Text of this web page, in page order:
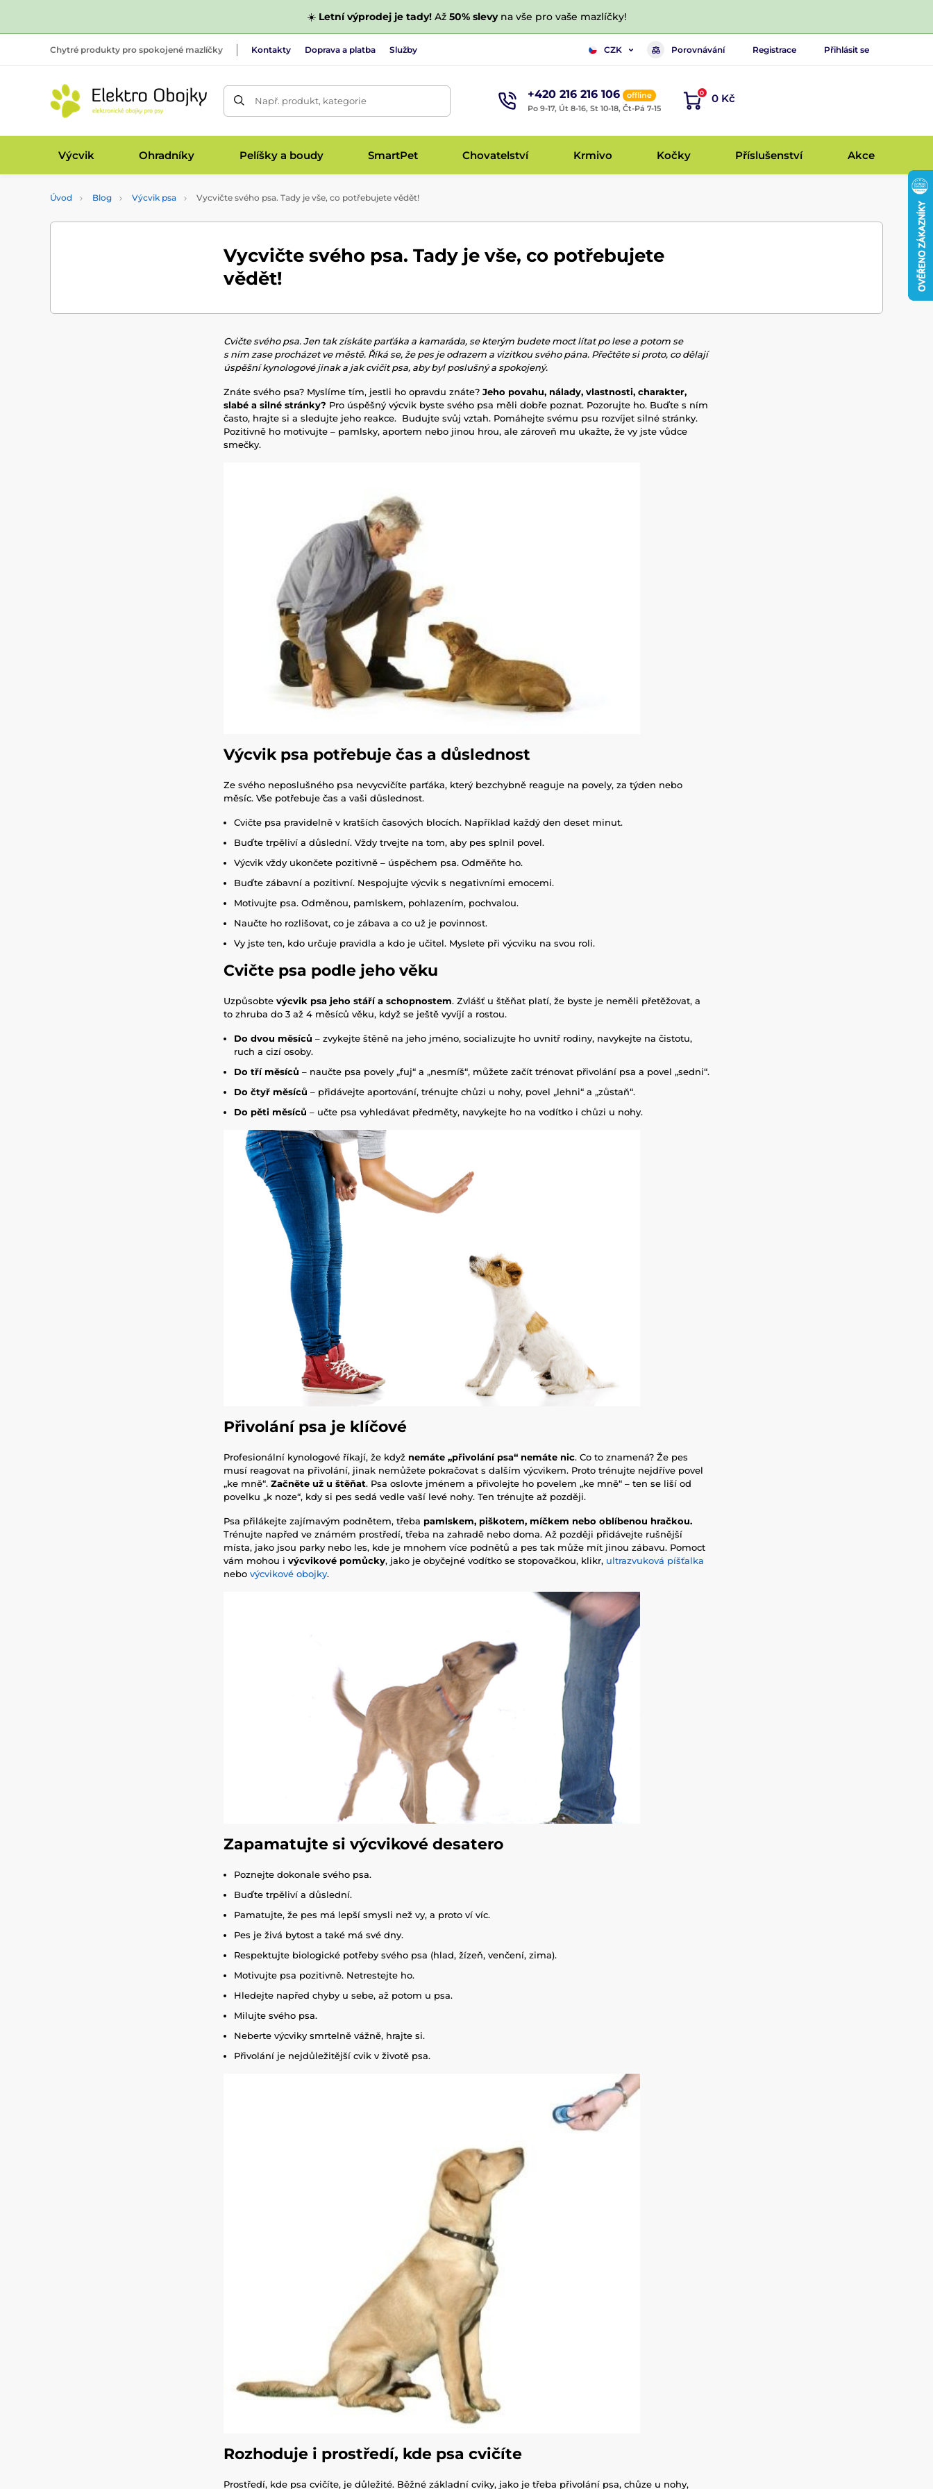
☀️ Letní výprodej je tady!Až 50% slevyna vše pro vaše mazlíčky!
Chytré produkty pro spokojené mazlíčky Kontakty Doprava a platba Služby CZK Porovnávání Registrace Přihlásit se
Např. produkt, kategorie +420 216 216 106
offline
Po 9-17, Út 8-16, St 10-18, Čt-Pá 7-15
0 0 Kč
Výcvik Ohradníky Pelíšky a boudy SmartPet Chovatelství Krmivo Kočky Příslušenství Akce
Úvod Blog Výcvik psa Vycvičte svého psa. Tady je vše, co potřebujete vědět!
Vycvičte svého psa. Tady je vše, co potřebujete
vědět!
Cvičte svého psa. Jen tak získáte parťáka a kamaráda, se kterým budete moct lítat po lese a potom se
s ním zase procházet ve městě. Říká se, že pes je odrazem a vizitkou svého pána. Přečtěte si proto, co dělají
úspěšní kynologové jinak a jak cvičit psa, aby byl poslušný a spokojený.
Znáte svého psa? Myslíme tím, jestli ho opravdu znáte? Jeho povahu, nálady, vlastnosti, charakter,
slabé a silné stránky? Pro úspěšný výcvik byste svého psa měli dobře poznat. Pozorujte ho. Buďte s ním
často, hrajte si a sledujte jeho reakce. Budujte svůj vztah. Pomáhejte svému psu rozvíjet silné stránky.
Pozitivně ho motivujte – pamlsky, aportem nebo jinou hrou, ale zároveň mu ukažte, že vy jste vůdce
smečky.
Výcvik psa potřebuje čas a důslednost
Ze svého neposlušného psa nevycvičíte parťáka, který bezchybně reaguje na povely, za týden nebo
měsíc. Vše potřebuje čas a vaši důslednost.
Cvičte psa pravidelně v kratších časových blocích. Například každý den deset minut.
Buďte trpěliví a důslední. Vždy trvejte na tom, aby pes splnil povel.
Výcvik vždy ukončete pozitivně – úspěchem psa. Odměňte ho.
Buďte zábavní a pozitivní. Nespojujte výcvik s negativními emocemi.
Motivujte psa. Odměnou, pamlskem, pohlazením, pochvalou.
Naučte ho rozlišovat, co je zábava a co už je povinnost.
Vy jste ten, kdo určuje pravidla a kdo je učitel. Myslete při výcviku na svou roli.
Cvičte psa podle jeho věku
Uzpůsobte výcvik psa jeho stáří a schopnostem. Zvlášť u štěňat platí, že byste je neměli přetěžovat, a
to zhruba do 3 až 4 měsíců věku, když se ještě vyvíjí a rostou.
Do dvou měsíců – zvykejte štěně na jeho jméno, socializujte ho uvnitř rodiny, navykejte na čistotu,
ruch a cizí osoby.
Do tří měsíců – naučte psa povely „fuj“ a „nesmíš“, můžete začít trénovat přivolání psa a povel „sedni“.
Do čtyř měsíců – přidávejte aportování, trénujte chůzi u nohy, povel „lehni“ a „zůstaň“.
Do pěti měsíců – učte psa vyhledávat předměty, navykejte ho na vodítko i chůzi u nohy.
Přivolání psa je klíčové
Profesionální kynologové říkají, že když nemáte „přivolání psa“ nemáte nic. Co to znamená? Že pes
musí reagovat na přivolání, jinak nemůžete pokračovat s dalším výcvikem. Proto trénujte nejdříve povel
„ke mně“. Začněte už u štěňat. Psa oslovte jménem a přivolejte ho povelem „ke mně“ – ten se liší od
povelku „k noze“, kdy si pes sedá vedle vaší levé nohy. Ten trénujte až později.
Psa přilákejte zajímavým podnětem, třeba pamlskem, piškotem, míčkem nebo oblíbenou hračkou.
Trénujte napřed ve známém prostředí, třeba na zahradě nebo doma. Až později přidávejte rušnější
místa, jako jsou parky nebo les, kde je mnohem více podnětů a pes tak může mít jinou zábavu. Pomoct
vám mohou i výcvikové pomůcky, jako je obyčejné vodítko se stopovačkou, klikr, ultrazvuková píšťalka
nebo výcvikové obojky.
Zapamatujte si výcvikové desatero
Poznejte dokonale svého psa.
Buďte trpěliví a důslední.
Pamatujte, že pes má lepší smysli než vy, a proto ví víc.
Pes je živá bytost a také má své dny.
Respektujte biologické potřeby svého psa (hlad, žízeň, venčení, zima).
Motivujte psa pozitivně. Netrestejte ho.
Hledejte napřed chyby u sebe, až potom u psa.
Milujte svého psa.
Neberte výcviky smrtelně vážně, hrajte si.
Přivolání je nejdůležitější cvik v životě psa.
Rozhoduje i prostředí, kde psa cvičíte
Prostředí, kde psa cvičíte, je důležité. Běžné základní cviky, jako je třeba přivolání psa, chůze u nohy,